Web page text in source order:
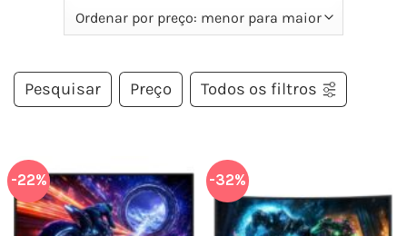
Pesquisar Preço Todos os filtros
-22% -32%